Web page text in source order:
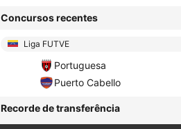
Concursos recentes
Liga FUTVE
Portuguesa
Puerto Cabello
Recorde de transferência